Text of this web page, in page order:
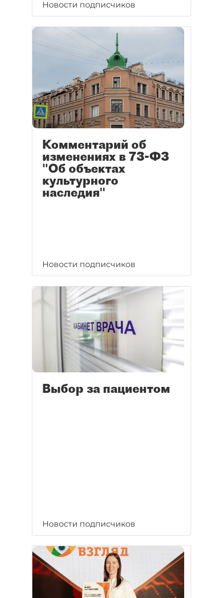
Новости подписчиков
Комментарий об
изменениях в 73-ФЗ
"Об объектах
культурного
наследия"
Новости подписчиков
Выбор за пациентом
Новости подписчиков